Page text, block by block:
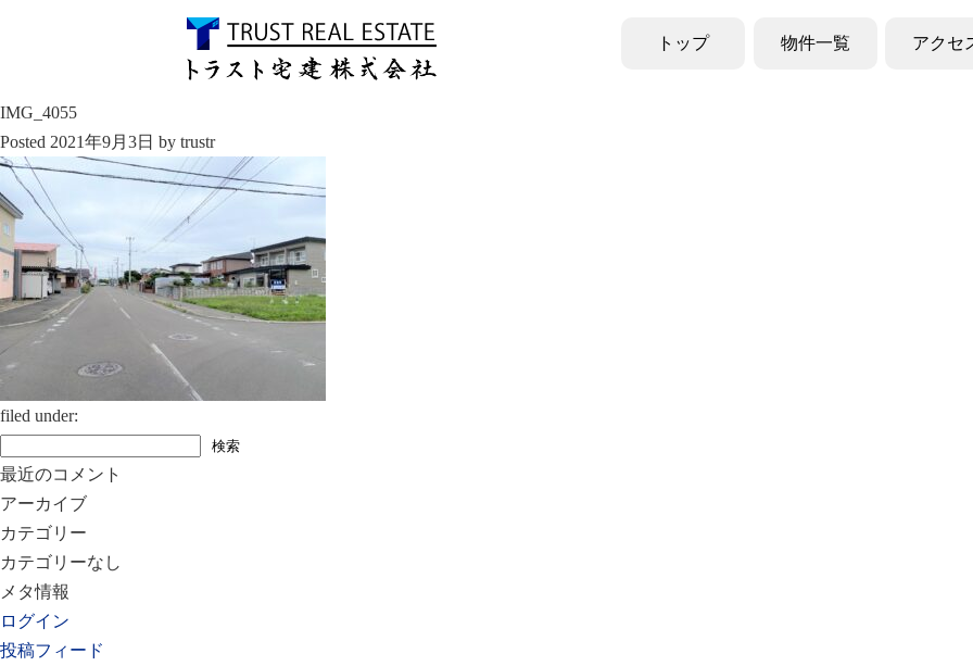
トップ 物件一覧 アクセ
IMG_4055
Posted 2021年9月3日 by trustr
filed under:
索:
検索
最近のコメント
アーカイブ
カテゴリー
カテゴリーなし
メタ情報
ログイン
投稿フィード